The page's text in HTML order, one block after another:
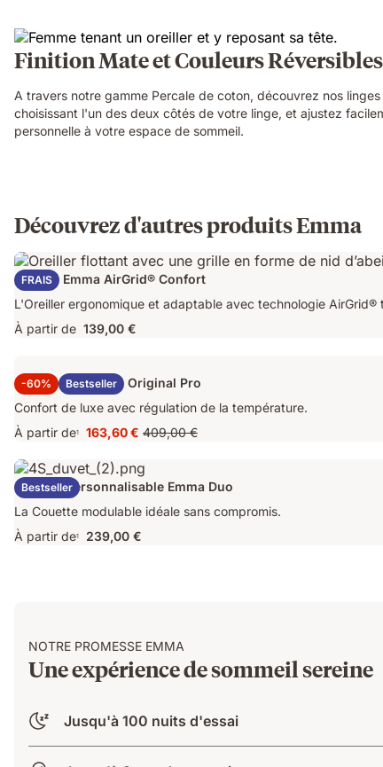
Finition Mate et Couleurs Réversibles
A travers notre gamme Percale de coton, découvrez nos
choisissant l'un des deux côtés de votre linge, et ajustez
personnelle à votre espace de sommeil.
Découvrez d'autres produits Emma
FRAIS
Oreiller Emma AirGrid® Confort
L'Oreiller ergonomique et adaptable avec technologie AirGrid®
À partir de 139,00 €
-60% Bestseller
Surmatelas Emma Original Pro
Confort de luxe avec régulation de la température.
À partir de1
Prix
163,60 €
163,60 € Prix
409,00 €
409,00 €
Bestseller
Couette Personnalisable Emma Duo
La Couette modulable idéale sans compromis.
À partir de1 239,00 €
NOTRE PROMESSE EMMA
Une expérience de sommeil sereine
Jusqu'à 100 nuits d'essai